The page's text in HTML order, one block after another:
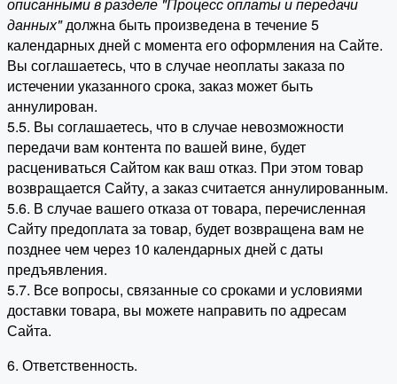
данных"должна быть произведена в течение 5
календарных дней с момента его оформления на Сайте.
Вы соглашаетесь, что в случае неоплаты заказа по
истечении указанного срока, заказ может быть
аннулирован.
5.5. Вы соглашаетесь, что в случае невозможности
передачи вам контента по вашей вине, будет
расцениваться Сайтом как ваш отказ. При этом товар
возвращается Сайту, а заказ считается аннулированным.
5.6. В случае вашего отказа от товара, перечисленная
Сайту предоплата за товар, будет возвращена вам не
позднее чем через 10 календарных дней с даты
предъявления.
5.7. Все вопросы, связанные со сроками и условиями
доставки товара, вы можете направить по адресам
Сайта.
6. Ответственность.